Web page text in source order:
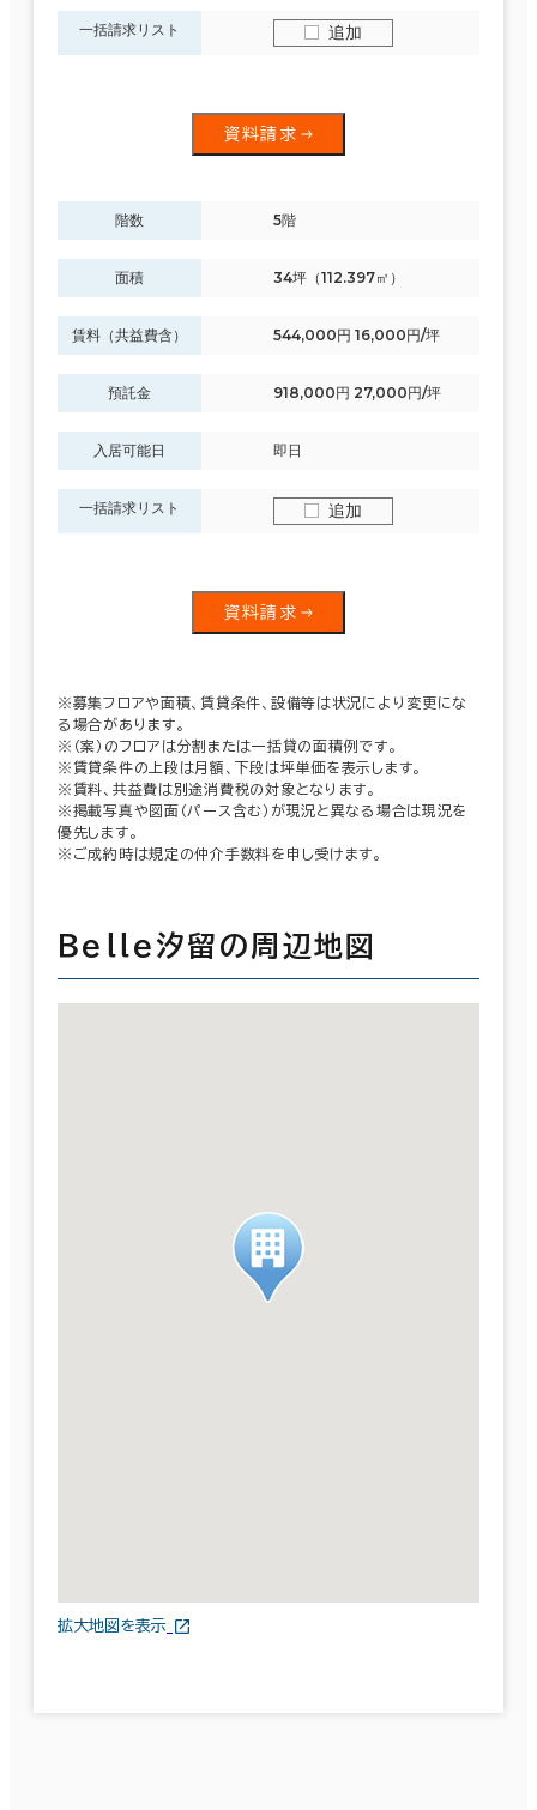
一括請求リスト 追加
資料請求
階数 5階
面積 34坪（112.397㎡）
賃料（共益費含） 544,000円 16,000円/坪
預託金 918,000円 27,000円/坪
入居可能日 即日
一括請求リスト 追加
資料請求
※募集フロアや面積、賃貸条件、設備等は状況により変更にな
る場合があります。
※（案）のフロアは分割または一括貸の面積例です。
※賃貸条件の上段は月額、下段は坪単価を表示します。
※賃料、共益費は別途消費税の対象となります。
※掲載写真や図面（パース含む）が現況と異なる場合は現況を
優先します。
※ご成約時は規定の仲介手数料を申し受けます。
Ｂｅｌｌｅ汐留の周辺地図
拡大地図を表示